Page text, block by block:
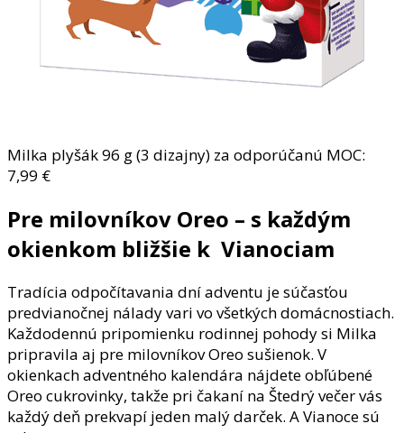
Milka plyšák 96 g (3 dizajny) za odporúčanú MOC:
7,99 €
Pre milovníkov Oreo – s každým
okienkom bližšie k Vianociam
Tradícia odpočítavania dní adventu je súčasťou
predvianočnej nálady vari vo všetkých domácnostiach.
Každodennú pripomienku rodinnej pohody si Milka
pripravila aj pre milovníkov Oreo sušienok. V
okienkach adventného kalendára nájdete obľúbené
Oreo cukrovinky, takže pri čakaní na Štedrý večer vás
každý deň prekvapí jeden malý darček. A Vianoce sú